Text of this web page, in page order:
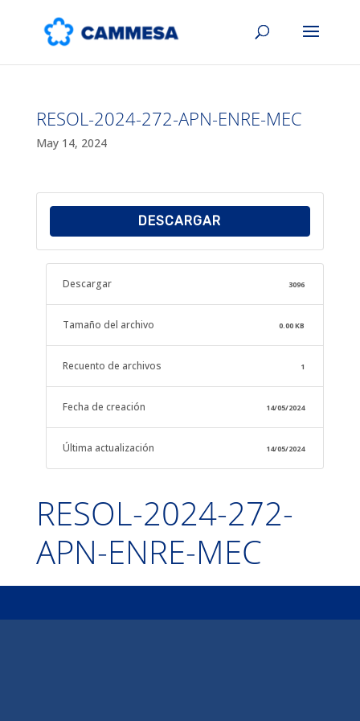
RESOL-2024-272-APN-ENRE-MEC
May 14, 2024
DESCARGAR
Descargar 3096
Tamaño del archivo 0.00 KB
Recuento de archivos 1
Fecha de creación 14/05/2024
Última actualización 14/05/2024
RESOL-2024-272-
APN-ENRE-MEC